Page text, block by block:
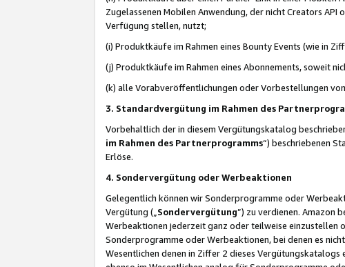
Zugelassenen Mobilen Anwendung, der nicht Creators
Verfügung stellen, nutzt;
(i) Produktkäufe im Rahmen eines Bounty Events (wie in
(j) Produktkäufe im Rahmen eines Abonnements, soweit
(k) alle Vorabveröffentlichungen oder Vorbestellungen
3. Standardvergütung im Rahmen des
Vorbehaltlich der in diesem Vergütungskatalog
im Rahmen des Partnerprogramms“) beschriebenen
Erlöse.
4. Sondervergütung oder Werbeaktionen
Gelegentlich können wir Sonderprogramme oder
Vergütung („ Sondervergütung”) zu verdienen. Amazon
Werbeaktionen jederzeit ganz oder teilweise einzustellen
Sonderprogramme oder Werbeaktionen, bei denen es
Wesentlichen denen in Ziffer 2 dieses